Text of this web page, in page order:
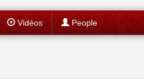
Vidéos People